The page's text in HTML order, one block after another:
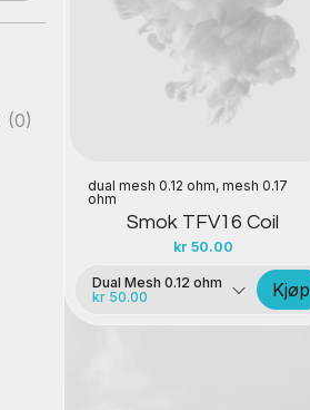
(0)
dual mesh 0.12 ohm, mesh 0.17
ohm
Smok TFV16 Coil
kr 50.00
Dual Mesh 0.12 ohm
kr 50.00
Kjøp